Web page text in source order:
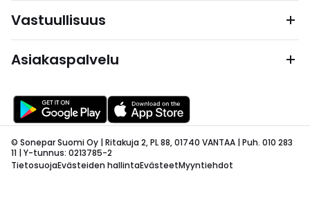
Vastuullisuus
Asiakaspalvelu
© Sonepar Suomi Oy | Ritakuja 2, PL 88, 01740 VANTAA | Puh. 010 283
11 | Y-tunnus: 0213785-2
TietosuojaEvästeiden hallintaEvästeetMyyntiehdot